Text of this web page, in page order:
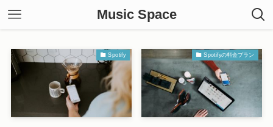
Music Space
Spotify Spotifyの料金プラン